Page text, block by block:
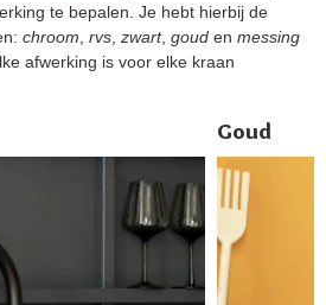
te bepalen. Je hebt hierbij de
chroom rvs zwart, goud en messing
afwerking is voor elke kraan
Goud